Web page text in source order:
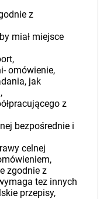
z
miał miejsce
omówienie,
jak
z
bezpośrednie i
celnej
zgodnie z
tez innych
przepisy,